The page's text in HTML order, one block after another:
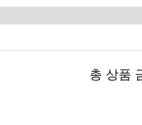
총 상품